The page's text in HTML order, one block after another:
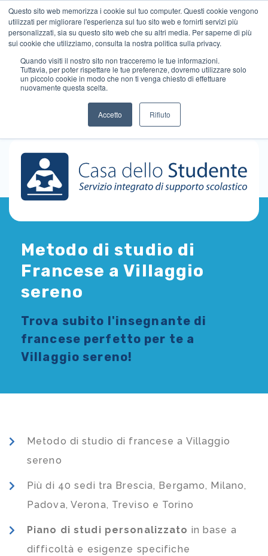
Questo sito web memorizza i cookie sul tuo computer. Questi cookie vengono
utilizzati per migliorare l'esperienza sul tuo sito web e fornirti servizi più
personalizzati, sia su questo sito web che su altri media. Per saperne di più
sui cookie che utilizziamo, consulta la nostra politica sulla privacy.
Quando visiti il ​​nostro sito non tracceremo le tue informazioni.
Tuttavia, per poter rispettare le tue preferenze, dovremo utilizzare solo
un piccolo cookie in modo che non ti venga chiesto di effettuare
nuovamente questa scelta.
Accetto Rifiuto
Metodo di studio di
Francese a Villaggio
sereno
Trova subito l'insegnante di
francese perfetto per te a
Villaggio sereno!
Metodo di studio di francese a Villaggio
sereno
Più di 40 sedi tra Brescia, Bergamo, Milano,
Padova, Verona, Treviso e Torino
Piano di studi personalizzato in base a
difficoltà e esigenze specifiche